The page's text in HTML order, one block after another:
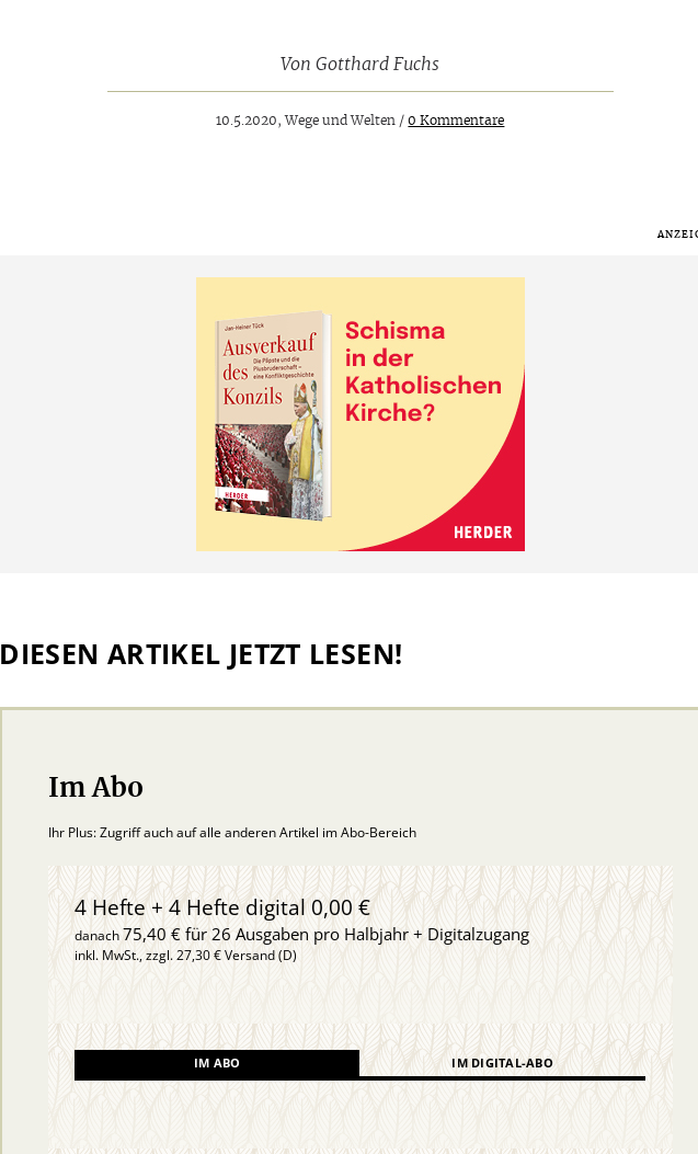
VonGotthard Fuchs
10.5.2020, Wege und Welten /0 Kommentare
DIESEN ARTIKEL JETZT LESEN!
Im Abo
Ihr Plus: Zugriff auch auf alle anderen Artikel im Abo-Bereich
4 Hefte + 4 Hefte digital 0,00 €
danach75,40 € für 26 Ausgaben pro Halbjahr + Digitalzugang
inkl. MwSt., zzgl. 27,30 € Versand (D)
IM ABO IM DIGITAL-ABO